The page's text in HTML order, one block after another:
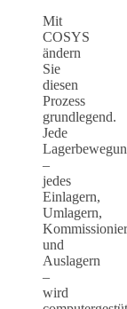
Mit
COSYS
ändern
Sie
diesen
Prozess
grundlegend.
Jede
–
jedes
Einlagern,
Umlagern,
und
Auslagern
–
wird